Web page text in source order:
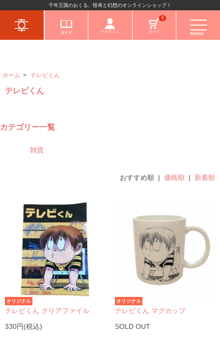
キャラクターか
千年王国のおくる、怪奇と幻想のオンラインショップ！
ガイド アカウント
0
カート menu
ホーム > テレビくん
テレビくん
カテゴリー一覧
雑貨
おすすめ順 | 価格順 | 新着順
オリジナル
テレビくん クリアファイル
330円(税込)
オリジナル
テレビくん マグカップ
SOLD OUT